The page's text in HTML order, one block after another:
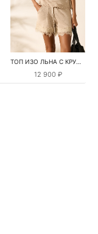
ТОП ИЗО ЛЬНА С КРУЖЕВОМ
12 900 ₽